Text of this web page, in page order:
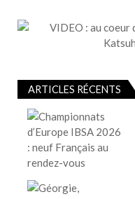
d
’
a
ARTICLES RÉCENTS